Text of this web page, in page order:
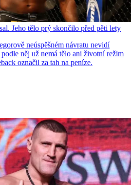
Jeho tělo prý skončilo před pěti lety
neúspěšném návratu nevidí
něj už nemá tělo ani životní režim
označil za tah na peníze.